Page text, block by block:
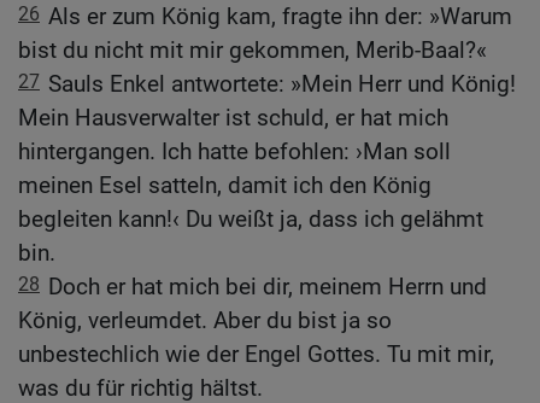
26 Als er zum König kam, fragte ihn der: »Warum
bist du nicht mit mir gekommen, Merib-Baal?«
27 Sauls Enkel antwortete: »Mein Herr und König!
Mein Hausverwalter ist schuld, er hat mich
hintergangen. Ich hatte befohlen: ›Man soll
meinen Esel satteln, damit ich den König
begleiten kann!‹ Du weißt ja, dass ich gelähmt
bin.
28 Doch er hat mich bei dir, meinem Herrn und
König, verleumdet. Aber du bist ja so
unbestechlich wie der Engel Gottes. Tu mit mir,
was du für richtig hältst.